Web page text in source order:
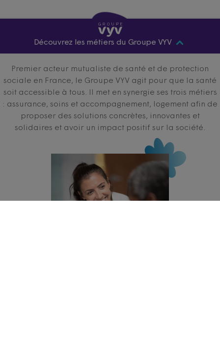
Découvrez les métiers du Groupe VYV
Premier acteur mutualiste de santé et de protection
sociale en France, le Groupe VYV agit pour que la santé
soit accessible à tous. Il met en synergie ses trois métiers
: assurance, soins et accompagnement, logement afin de
proposer des solutions concrètes, innovantes et
solidaires et avoir un impact positif sur la société.